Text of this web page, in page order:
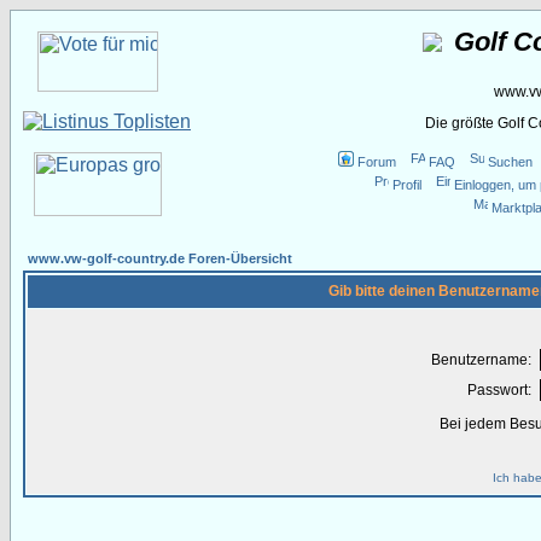
Golf
Die größte Golf
Forum FAQ
Suchen
Profil
Einloggen,
www.vw-golf-country.de Foren-Übersicht
Gib bitte deinen
Benutzername:
Passwort:
Bei jedem
Ich